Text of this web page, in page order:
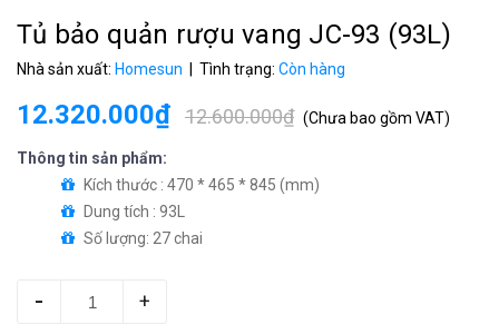
Tủ bảo quản rượu vang JC-93 (93L)
Nhà sản xuất: Homesun | Tình trạng: Còn hàng
12.320.000₫ 12.600.000₫ (Chưa bao gồm VAT)
Thông tin sản phẩm:
Kích thước : 470 * 465 * 845 (mm)
Dung tích : 93L
Số lượng: 27 chai
- +